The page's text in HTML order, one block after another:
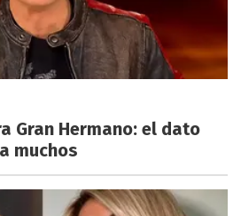
Gran Hermano: el dato
muchos